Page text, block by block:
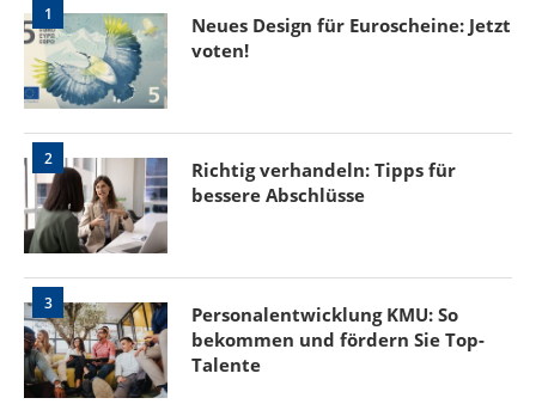
1
Neues Design für Euroscheine: Jetzt
voten!
2
Richtig verhandeln: Tipps für
bessere Abschlüsse
3
Personalentwicklung KMU: So
bekommen und fördern Sie Top-
Talente